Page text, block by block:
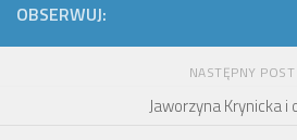
OBSERWUJ:
NASTĘPNY POST
Jaworzyna Krynicka i